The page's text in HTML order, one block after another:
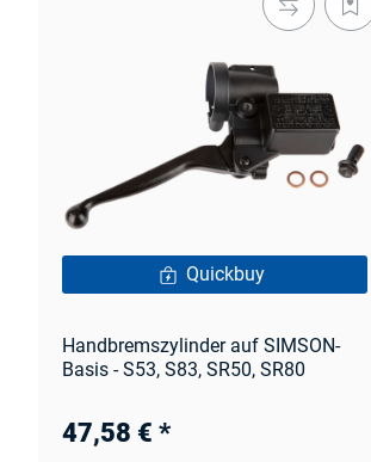
Quickbuy
Handbremszylinder auf SIMSON-
Basis - S53, S83, SR50, SR80
47,58 € *